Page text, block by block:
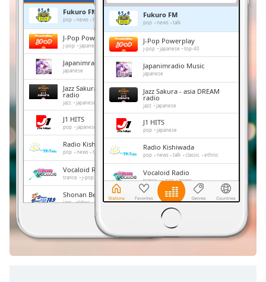
LIVE
Remaining
Time-
Playback
Chapters
Descriptions
descriptions
off,
Subtitles
subtitles
Fukuro FM
pop news talk
J-Pop Powerplay
j-pop japanese top-40
Japanimradio Music
japanese
Jazz Sakura - asia DREAM
radio
jazz japanese
J1 HITS
pop japanese
Radio Kishiwada
pop news talk classic ethnic
Vocaloid Radio
trance j-pop
Shonan Beach FM
jazz oldies adult contemporary hits
japan
Fukuro FM
pop news talk
J-Pop Powerplay
j-pop japanese top-40
Japanimradio Music
japanese
Jazz Sakura - asia DREAM
radio
jazz japanese
J1 HITS
pop japanese
Radio Kishiwada
pop news talk classic ethnic
Vocaloid Radio
trance j-pop anime
Shonan Beach FM
FM 845
japan